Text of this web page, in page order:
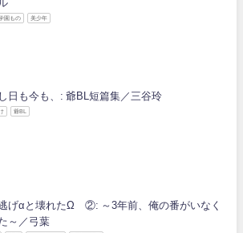
園もの 美少年
日も今も、: 爺BL短篇集／三谷玲
爺BL
げαと壊れたΩ ②: ～3年前、俺の番がいなく
～／弓葉